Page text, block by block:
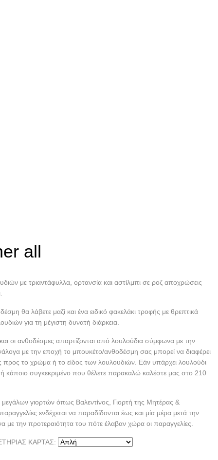
all
με τριαντάφυλλα, ορτανσία και αστίλμπι σε ροζ αποχρώσεις
θα λάβετε μαζί και ένα ειδικό φακελάκι τροφής με θρεπτικά
για τη μέγιστη δυνατή διάρκεια.
οι ανθοδέσμες απαρτίζονται από λουλούδια σύμφωνα με την
με την εποχή το μπουκέτο/ανθοδέσμη σας μπορεί να διαφέρει
προς το χρώμα ή το είδος των λουλουδιών. Εάν υπάρχει λουλούδι
κάποιο συγκεκριμένο που θέλετε παρακαλώ καλέστε μας στο 210
γιορτών όπως Βαλεντίνος, Γιορτή της Μητέρας &
ενδέχεται να παραδίδονται έως και μία μέρα μετά την
με την προτεραιότητα του πότε έλαβαν χώρα οι παραγγελίες.
ΚΑΡΤΑΣ: